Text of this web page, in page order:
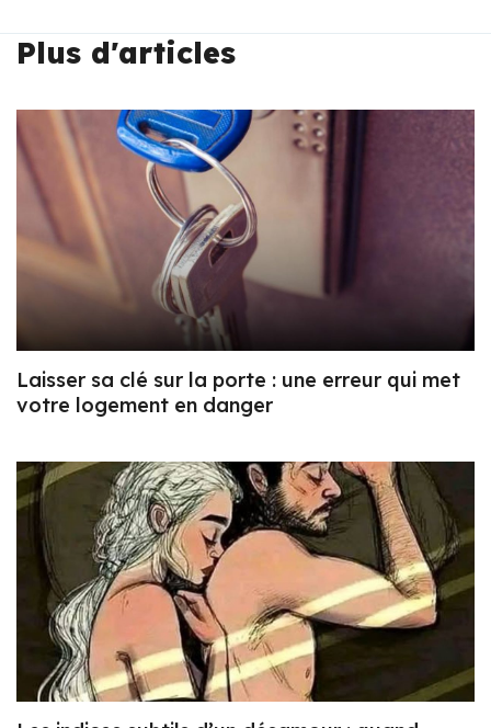
Plus d'articles
Laisser sa clé sur la porte : une erreur qui met
votre logement en danger